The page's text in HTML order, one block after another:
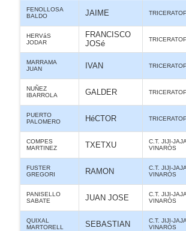
FENOLLOSA
BALDO
JAIME
HERVáS
JODAR
FRANCISCO
JOSé
MARRAMA
JUAN
IVAN
NUÑEZ
IBARROLA
GALDER
PUERTO
PALOMERO
HéCTOR
COMPES
MARTINEZ
TXETXU
C.T. JIJI-
VINARÒS
FUSTER
GREGORI
RAMON
C.T. JIJI-
VINARÒS
PANISELLO
SABATE
JUAN JOSE
C.T. JIJI-
VINARÒS
QUIXAL
MARTORELL
SEBASTIAN
C.T. JIJI-
VINARÒS